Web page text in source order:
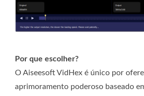
Por que escolher?
O Aiseesoft VidHex é único por
aprimoramento poderoso baseado